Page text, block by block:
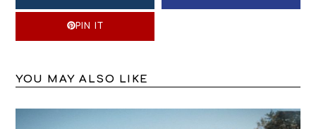
PIN IT
YOU MAY ALSO LIKE